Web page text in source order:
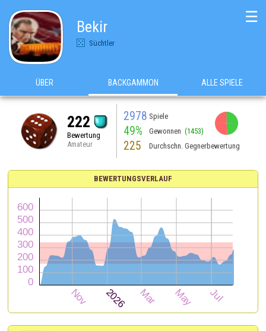
Bekir
Süchtler
☰
ÜBER BACKGAMMON ALLE SPIELE
222
Bewertung
Amateur
2978 Spiele
49% Gewonnen (1453)
225 Durchschn. Gegnerbewertung
BEWERTUNGSVERLAUF